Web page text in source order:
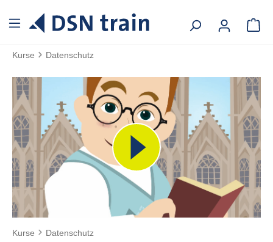
springen
Kurse Datenschutz
Kurse Datenschutz